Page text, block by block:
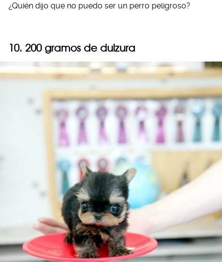
¿Quién dijo que no puedo ser un perro peligroso?
10. 200 gramos de dulzura